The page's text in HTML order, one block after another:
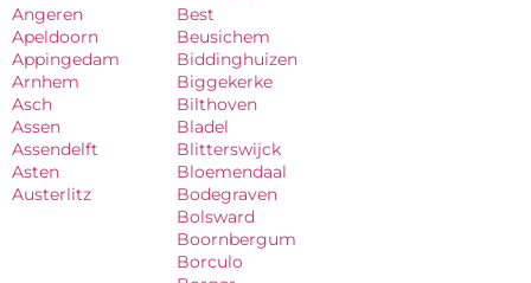
Angeren
Apeldoorn
Appingedam
Arnhem
Asch
Assen
Assendelft
Asten
Austerlitz
Best
Beusichem
Biddinghuizen
Biggekerke
Bilthoven
Bladel
Blitterswijck
Bloemendaal
Bodegraven
Bolsward
Boornbergum
Borculo